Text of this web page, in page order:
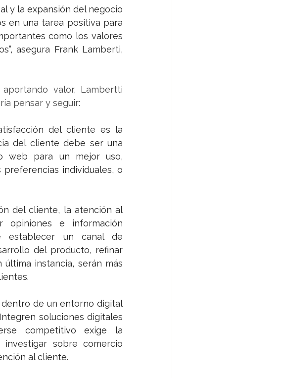
y la expansión del negocio
en una tarea positiva para
como los valores
asegura Frank Lamberti,
valor, Lambertti
pensar y seguir:
del cliente es la
del cliente debe ser una
web para un mejor uso,
individuales, o
del cliente, la atención al
opiniones e información
establecer un canal de
del producto, refinar
instancia, serán más
de un entorno digital
soluciones digitales
competitivo exige la
sobre comercio
al cliente.